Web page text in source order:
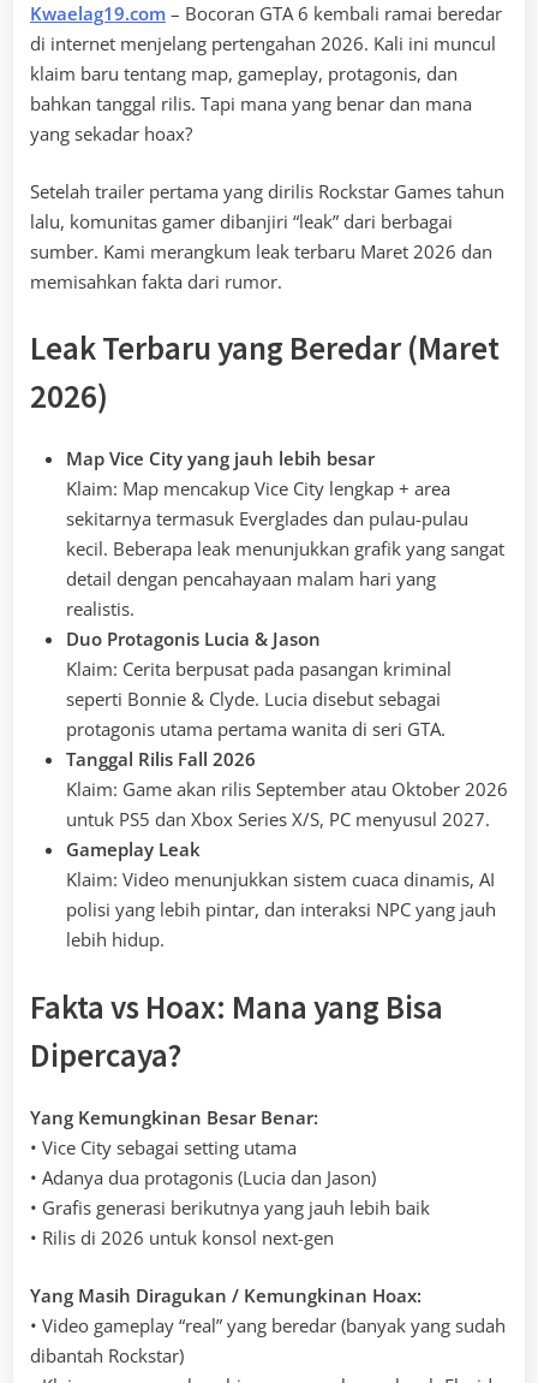
Kwaelag19.com – Bocoran GTA 6 kembali ramai beredar
di internet menjelang pertengahan 2026. Kali ini muncul
klaim baru tentang map, gameplay, protagonis, dan
bahkan tanggal rilis. Tapi mana yang benar dan mana
yang sekadar hoax?
Setelah trailer pertama yang dirilis Rockstar Games tahun
lalu, komunitas gamer dibanjiri “leak” dari berbagai
sumber. Kami merangkum leak terbaru Maret 2026 dan
memisahkan fakta dari rumor.
Leak Terbaru yang Beredar (Maret
2026)
Map Vice City yang jauh lebih besar
Klaim: Map mencakup Vice City lengkap + area
sekitarnya termasuk Everglades dan pulau-pulau
kecil. Beberapa leak menunjukkan grafik yang sangat
detail dengan pencahayaan malam hari yang
realistis.
Duo Protagonis Lucia & Jason
Klaim: Cerita berpusat pada pasangan kriminal
seperti Bonnie & Clyde. Lucia disebut sebagai
protagonis utama pertama wanita di seri GTA.
Tanggal Rilis Fall 2026
Klaim: Game akan rilis September atau Oktober 2026
untuk PS5 dan Xbox Series X/S, PC menyusul 2027.
Gameplay Leak
Klaim: Video menunjukkan sistem cuaca dinamis, AI
polisi yang lebih pintar, dan interaksi NPC yang jauh
lebih hidup.
Fakta vs Hoax: Mana yang Bisa
Dipercaya?
Yang Kemungkinan Besar Benar:
• Vice City sebagai setting utama
• Adanya dua protagonis (Lucia dan Jason)
• Grafis generasi berikutnya yang jauh lebih baik
• Rilis di 2026 untuk konsol next-gen
Yang Masih Diragukan / Kemungkinan Hoax:
• Video gameplay “real” yang beredar (banyak yang sudah
dibantah Rockstar)